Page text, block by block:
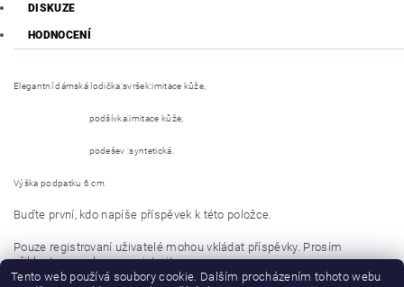
DISKUZE
HODNOCENÍ
Elegantní dámská lodička:svršek:imitace kůže,
podšívka:imitace kůže,
podešev :syntetická.
Výška podpatku 6 cm.
Buďte první, kdo napíše příspěvek k této položce.
Pouze registrovaní uživatelé mohou vkládat příspěvky. Prosím
přihlaste senebo seregistrujte.
Tento web používá soubory cookie. Dalším procházením tohoto webu